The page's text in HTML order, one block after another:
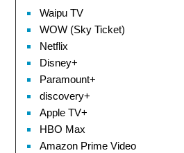
Waipu TV
WOW (Sky Ticket)
Netflix
Disney+
Paramount+
discovery+
Apple TV+
HBO Max
Amazon Prime Video